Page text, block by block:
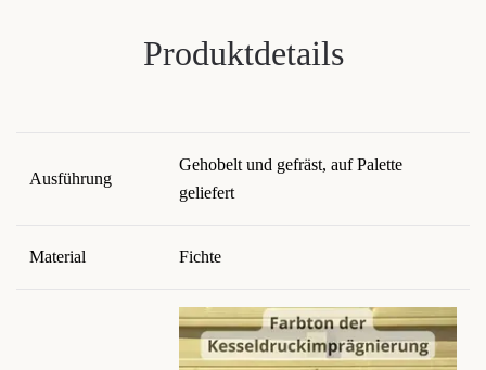
Produktdetails
Ausführung
Gehobelt und gefräst, auf Palette
geliefert
Material Fichte